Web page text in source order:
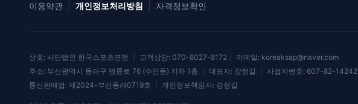
이용약관 개인정보처리방침 자격정보확인
상호: 사단법인 한국스포츠연맹 고객상담: 070-8027-8172
이메일: koreaksap@naver.com
주소: 부산광역시 동래구 명륜로 76 (수안동) 지하 1층
대표자: 강정길
사업자번호: 607-82-14242
통신판매업: 제2024-부산동래0719호
개인정보책임자: 강정길